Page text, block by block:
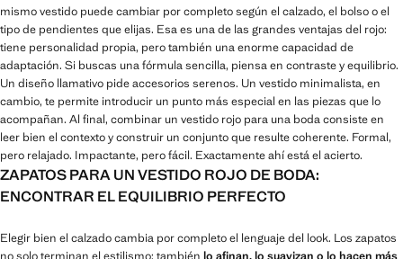
mismo vestido puede cambiar por completo según el calzado, el bolso o el
tipo de pendientes que elijas. Esa es una de las grandes ventajas del rojo:
tiene personalidad propia, pero también una enorme capacidad de
adaptación. Si buscas una fórmula sencilla, piensa en contraste y equilibrio.
Un diseño llamativo pide accesorios serenos. Un vestido minimalista, en
cambio, te permite introducir un punto más especial en las piezas que lo
acompañan. Al final, combinar un vestido rojo para una boda consiste en
leer bien el contexto y construir un conjunto que resulte coherente. Formal,
pero relajado. Impactante, pero fácil. Exactamente ahí está el acierto.
ZAPATOS PARA UN VESTIDO ROJO DE BODA:
ENCONTRAR EL EQUILIBRIO PERFECTO
Elegir bien el calzado cambia por completo el lenguaje del look. Los zapatos
no solo terminan el estilismo: también lo afinan, lo suavizan o lo hacen más